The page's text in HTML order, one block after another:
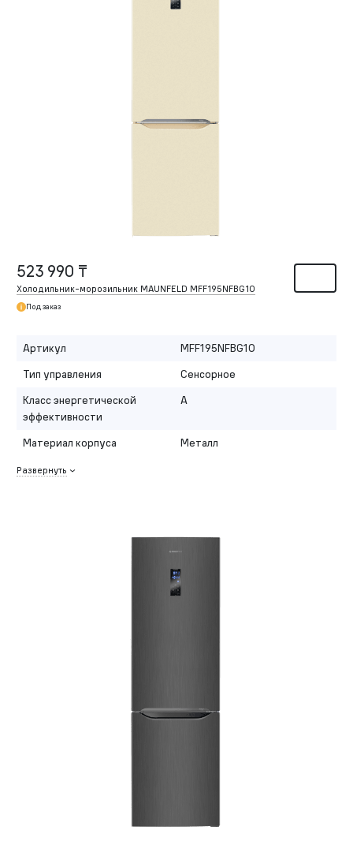
523 990 ₸
Холодильник-морозильник MAUNFELD MFF195NFBG10
Под заказ
Артикул
MFF195NFBG10
Тип управления
Сенсорное
Класс энергетической
эффективности
A
Материал корпуса Металл
Развернуть